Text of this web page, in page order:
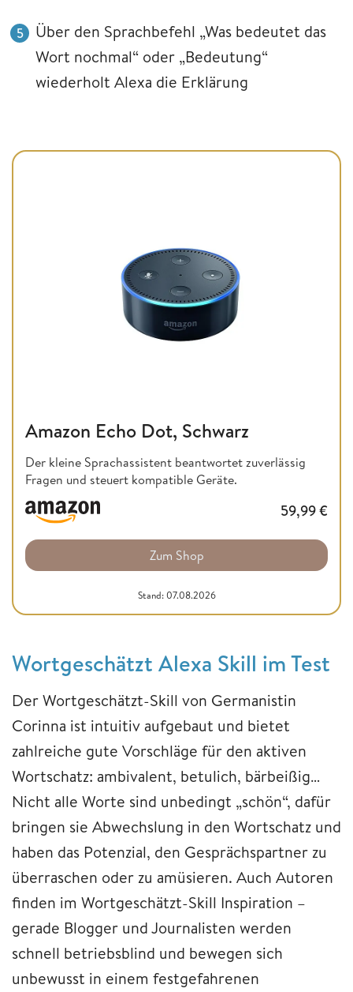
Über den Sprachbefehl „Was bedeutet das
Wort nochmal“ oder „Bedeutung“
wiederholt Alexa die Erklärung
Amazon Echo Dot, Schwarz
Der kleine Sprachassistent beantwortet zuverlässig
Fragen und steuert kompatible Geräte.
59,99€
Zum Shop
Stand: 07.08.2026
Wortgeschätzt Alexa Skill im Test
Der Wortgeschätzt-Skill von Germanistin
Corinna ist intuitiv aufgebaut und bietet
zahlreiche gute Vorschläge für den aktiven
Wortschatz: ambivalent, betulich, bärbeißig…
Nicht alle Worte sind unbedingt „schön“, dafür
bringen sie Abwechslung in den Wortschatz und
haben das Potenzial, den Gesprächspartner zu
überraschen oder zu amüsieren. Auch Autoren
finden im Wortgeschätzt-Skill Inspiration –
gerade Blogger und Journalisten werden
schnell betriebsblind und bewegen sich
unbewusst in einem festgefahrenen